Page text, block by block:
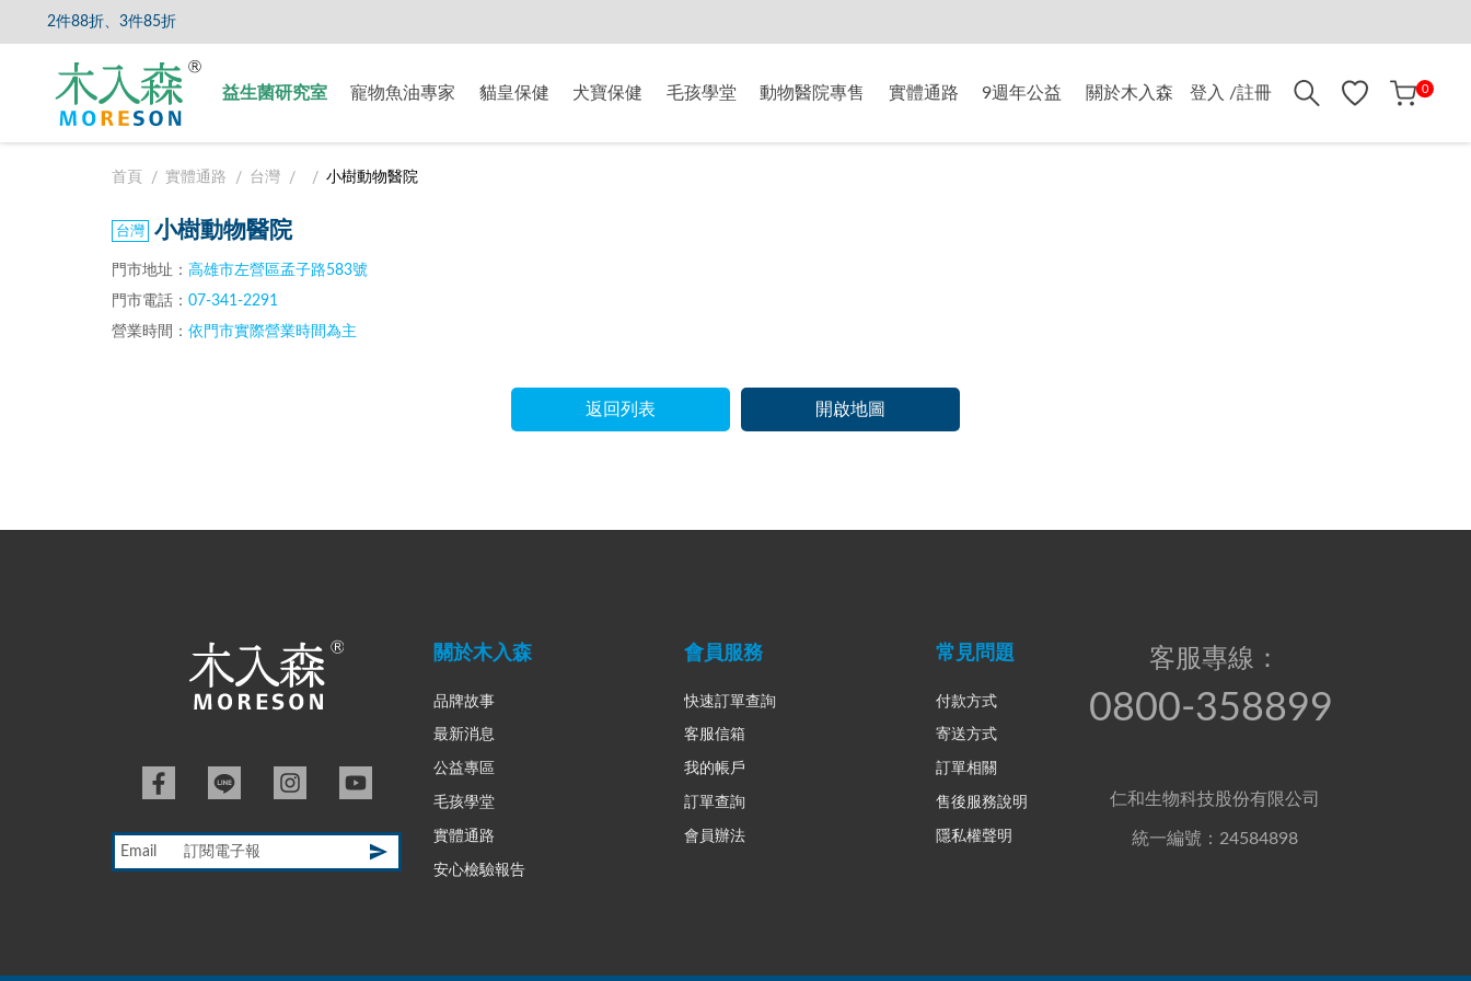
、2件88折、3件85折
益生菌研究室 寵物魚油專家 貓皇保健 犬寶保健 毛孩學堂 動物醫院專售 實體通路 9週年公益 關於木入森 登入 /註冊 0
首頁 實體通路 台灣 小樹動物醫院
小樹動物醫院
門市地址： 高雄市左營區孟子路583號
門市電話： 07-341-2291
營業時間： 依門市實際營業時間為主
返回列表 開啟地圖
客服專線：
0800-358899
仁和生物科技股份有限公司
統一編號：24584898
關於木入森
品牌故事
最新消息
公益專區
毛孩學堂
實體通路
安心檢驗報告
會員服務
快速訂單查詢
客服信箱
我的帳戶
訂單查詢
會員辦法
常見問題
付款方式
寄送方式
訂單相關
售後服務說明
隱私權聲明
Email